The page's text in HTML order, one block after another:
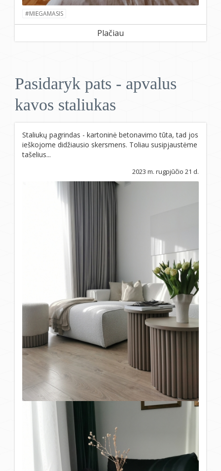
#MIEGAMASIS
Plačiau
Pasidaryk pats - apvalus
kavos staliukas
Staliukų pagrindas - kartoninė betonavimo tūta, tad jos
ieškojome didžiausio skersmens. Toliau susipjaustėme
tašelius...
2023 m. rugpjūčio 21 d.